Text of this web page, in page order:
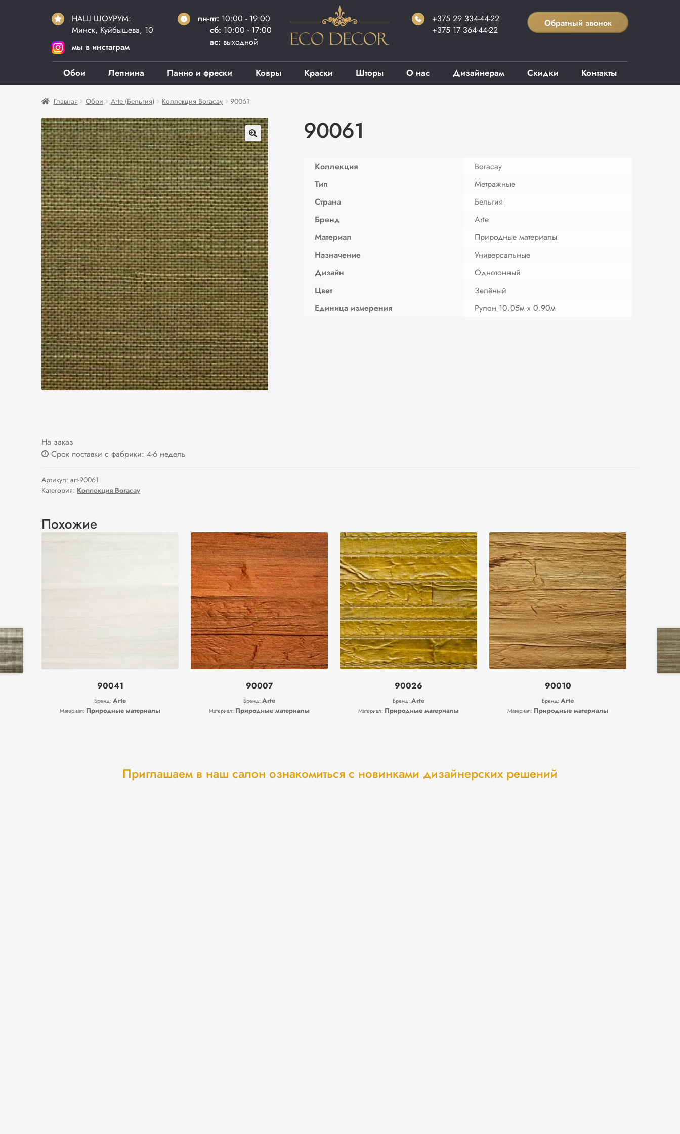
НАШ ШОУРУМ:
Минск, Куйбышева, 10
мы в инстаграм
пн-пт: 10:00 - 19:00
сб: 10:00 - 17:00
вс: выходной
+375 29 334-44-22
+375 17 364-44-22
Обратный звонок
Обои Лепнина Панно и фрески Ковры Краски Шторы О нас Дизайнерам Скидки Контакты
Главная Обои Arte (Бельгия) Коллекция Boracay 90061
На заказ
Срок поставки с фабрики: 4-6 недель
Артикул: art-90061
Категория: Коллекция Boracay
90061
Коллекция
Boracay
Тип
Метражные
Страна
Бельгия
Бренд
Arte
Материал
Природные материалы
Назначение
Универсальные
Дизайн
Однотонный
Цвет
Зелёный
Единица измерения
Рулон 10.05м х 0.90м
Похожие
90041
Бренд:Arte
Материал: Природные материалы
90007
Бренд:Arte
Материал: Природные материалы
90026
Бренд:Arte
Материал: Природные материалы
90010
Бренд:Arte
Материал: Природные материалы
Приглашаем в наш салон ознакомиться с новинками дизайнерских решений